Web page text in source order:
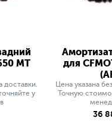
MT
доставки.
у
для
Цена указана
Точную
36